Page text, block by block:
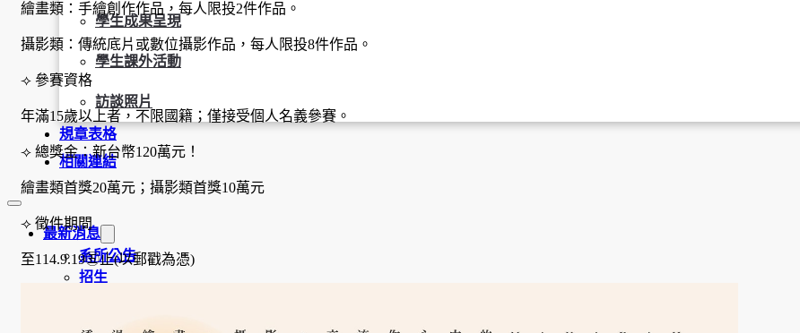
學生成果呈現
學生課外活動
訪談照片
規章表格
相關連結
最新消息
系所公告
招生
繪畫類：手繪創作作品，每人限投2件作品。
攝影類：傳統底片或數位攝影作品，每人限投8件作品。
⟢ 參賽資格
年滿15歲以上者，不限國籍；僅接受個人名義參賽。
⟢ 總獎金：新台幣120萬元！
繪畫類首獎20萬元；攝影類首獎10萬元
⟢ 徵件期間
至114.9.19㊄止(以郵戳為憑)